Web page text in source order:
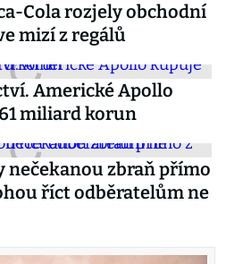
Cola rozjely obchodní
mizí z regálů
Americké Apollo
miliard korun
nečekanou zbraň přímo
říct odběratelům ne